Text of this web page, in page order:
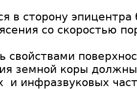
в сторону
со скоростью
свойствами
земной коры
и инфразвуковых